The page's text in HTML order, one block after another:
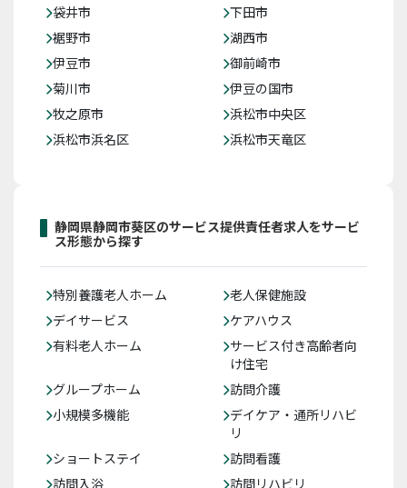
袋井市
下田市
裾野市
湖西市
伊豆市
御前崎市
菊川市
伊豆の国市
牧之原市
浜松市中央区
浜松市浜名区
浜松市天竜区
静岡県静岡市葵区のサービス提供責任者求人をサービ
ス形態から探す
特別養護老人ホーム
老人保健施設
デイサービス
ケアハウス
有料老人ホーム
サービス付き高齢者向
け住宅
グループホーム
訪問介護
小規模多機能
デイケア・通所リハビ
リ
ショートステイ
訪問看護
訪問入浴
訪問リハビリ